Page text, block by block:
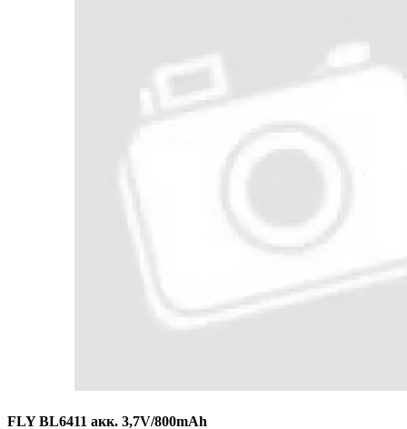
FLY BL6411 акк. 3,7V/800mAh